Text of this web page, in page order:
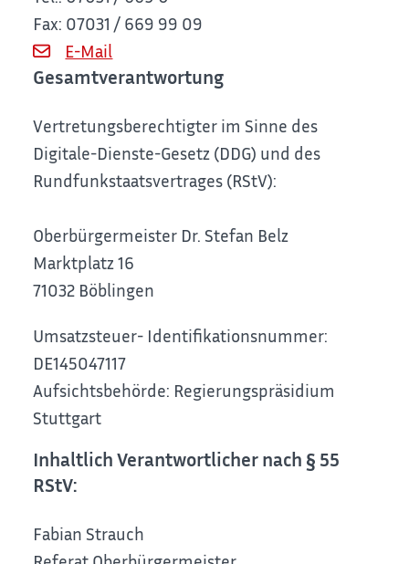
Fax: 07031 / 669 99 09
E-Mail
Gesamtverantwortung
Vertretungsberechtigter im Sinne des
Digitale-Dienste-Gesetz (DDG) und des
Rundfunkstaatsvertrages (RStV):
Oberbürgermeister Dr. Stefan Belz
Marktplatz 16
71032 Böblingen
Umsatzsteuer- Identifikationsnummer:
DE145047117
Aufsichtsbehörde: Regierungspräsidium
Stuttgart
Inhaltlich Verantwortlicher nach § 55
RStV:
Fabian Strauch